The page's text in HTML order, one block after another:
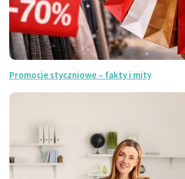
Promocje styczniowe – fakty i mity